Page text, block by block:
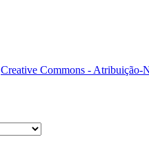
Creative Commons - Atribuição-